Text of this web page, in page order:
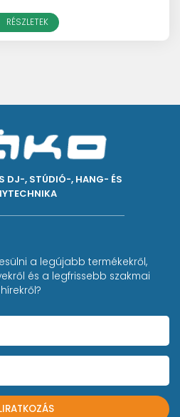
RÉSZLETEK
DJ-, STÚDIÓ-, HANG- ÉS
a legújabb termékekről,
és a legfrissebb szakmai
hírekről?